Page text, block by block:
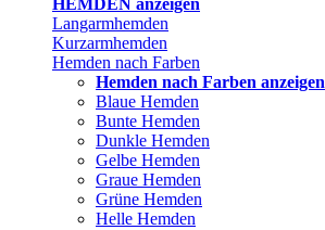
HEMDEN anzeigen
Langarmhemden
Kurzarmhemden
Hemden nach Farben
Hemden nach Farben anzeigen
Blaue Hemden
Bunte Hemden
Dunkle Hemden
Gelbe Hemden
Graue Hemden
Grüne Hemden
Helle Hemden